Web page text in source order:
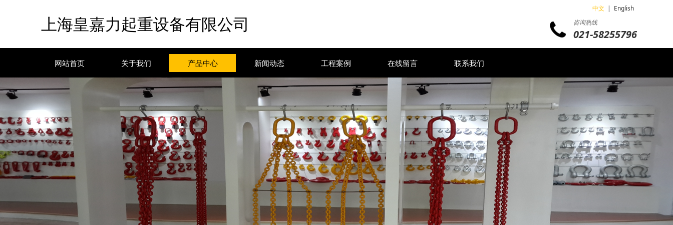
上海皇嘉力起重设备有限公司
中文 | English
咨询热线
021-58255796
网站首页 关于我们 产品中心 新闻动态 工程案例 在线留言 联系我们